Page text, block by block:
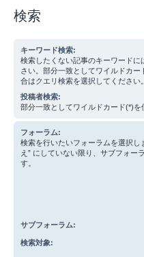
検索
キーワード検索:
検索したくない記事のキーワードに
さい。部分一致としてワイルドカ
合はクエリ検索を選択してください。
投稿者検索:
部分一致としてワイルドカード(*)を
フォーラム:
検索を行いたいフォーラムを選択し
え” にしていない限り、サブフォー
す。
サブフォーラム:
検索対象: